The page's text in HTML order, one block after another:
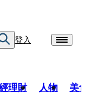
登入
理財 人物 美